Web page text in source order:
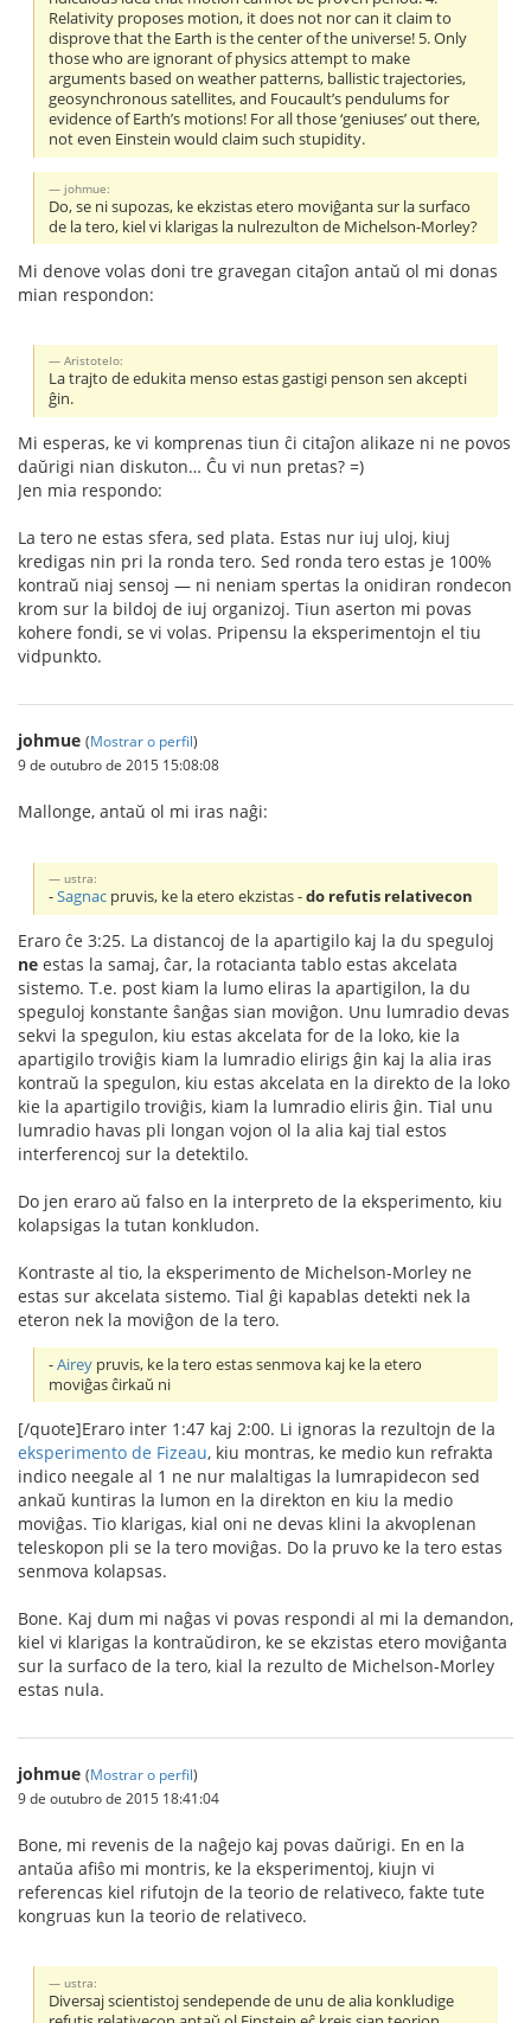
Relativity proposes motion, it does not nor can it claim to
disprove that the Earth is the center of the universe! 5. Only
those who are ignorant of physics attempt to make
arguments based on weather patterns, ballistic trajectories,
geosynchronous satellites, and Foucault’s pendulums for
evidence of Earth’s motions! For all those ‘geniuses’ out there,
not even Einstein would claim such stupidity.
johmue:
Do, se ni supozas, ke ekzistas etero moviĝanta sur la surfaco
de la tero, kiel vi klarigas la nulrezulton de Michelson-Morley?
Mi denove volas doni tre gravegan citaĵon antaŭ ol mi donas
mian respondon:
Aristotelo:
La trajto de edukita menso estas gastigi penson sen akcepti
ĝin.
Mi esperas, ke vi komprenas tiun ĉi citaĵon alikaze ni ne povos
daŭrigi nian diskuton… Ĉu vi nun pretas? =)
Jen mia respondo:
La tero ne estas sfera, sed plata. Estas nur iuj uloj, kiuj
kredigas nin pri la ronda tero. Sed ronda tero estas je 100%
kontraŭ niaj sensoj — ni neniam spertas la onidiran rondecon
krom sur la bildoj de iuj organizoj. Tiun aserton mi povas
kohere fondi, se vi volas. Pripensu la eksperimentojn el tiu
vidpunkto.
johmue (Mostrar o perfil)
9 de outubro de 2015 15:08:08
Mallonge, antaŭ ol mi iras naĝi:
ustra:
-Sagnac pruvis, ke la etero ekzistas -do refutis relativecon
Eraro ĉe 3:25. La distancoj de la apartigilo kaj la du speguloj
ne estas la samaj, ĉar, la rotacianta tablo estas akcelata
sistemo. T.e. post kiam la lumo eliras la apartigilon, la du
speguloj konstante ŝanĝas sian moviĝon. Unu lumradio devas
sekvi la spegulon, kiu estas akcelata for de la loko, kie la
apartigilo troviĝis kiam la lumradio elirigs ĝin kaj la alia iras
kontraŭ la spegulon, kiu estas akcelata en la direkto de la loko
kie la apartigilo troviĝis, kiam la lumradio eliris ĝin. Tial unu
lumradio havas pli longan vojon ol la alia kaj tial estos
interferencoj sur la detektilo.
Do jen eraro aŭ falso en la interpreto de la eksperimento, kiu
kolapsigas la tutan konkludon.
Kontraste al tio, la eksperimento de Michelson-Morley ne
estas sur akcelata sistemo. Tial ĝi kapablas detekti nek la
eteron nek la moviĝon de la tero.
-Airey pruvis, ke la tero estas senmova kaj ke la etero
moviĝas ĉirkaŭ ni
[/quote]Eraro inter 1:47 kaj 2:00. Li ignoras la rezultojn de la
eksperimento de Fizeau, kiu montras, ke medio kun refrakta
indico neegale al 1 ne nur malaltigas la lumrapidecon sed
ankaŭ kuntiras la lumon en la direkton en kiu la medio
moviĝas. Tio klarigas, kial oni ne devas klini la akvoplenan
teleskopon pli se la tero moviĝas. Do la pruvo ke la tero estas
senmova kolapsas.
Bone. Kaj dum mi naĝas vi povas respondi al mi la demandon,
kiel vi klarigas la kontraŭdiron, ke se ekzistas etero moviĝanta
sur la surfaco de la tero, kial la rezulto de Michelson-Morley
estas nula.
johmue (Mostrar o perfil)
9 de outubro de 2015 18:41:04
Bone, mi revenis de la naĝejo kaj povas daŭrigi. En en la
antaŭa afiŝo mi montris, ke la eksperimentoj, kiujn vi
referencas kiel rifutojn de la teorio de relativeco, fakte tute
kongruas kun la teorio de relativeco.
ustra:
Diversaj scientistoj sendepende de unu de alia konkludige